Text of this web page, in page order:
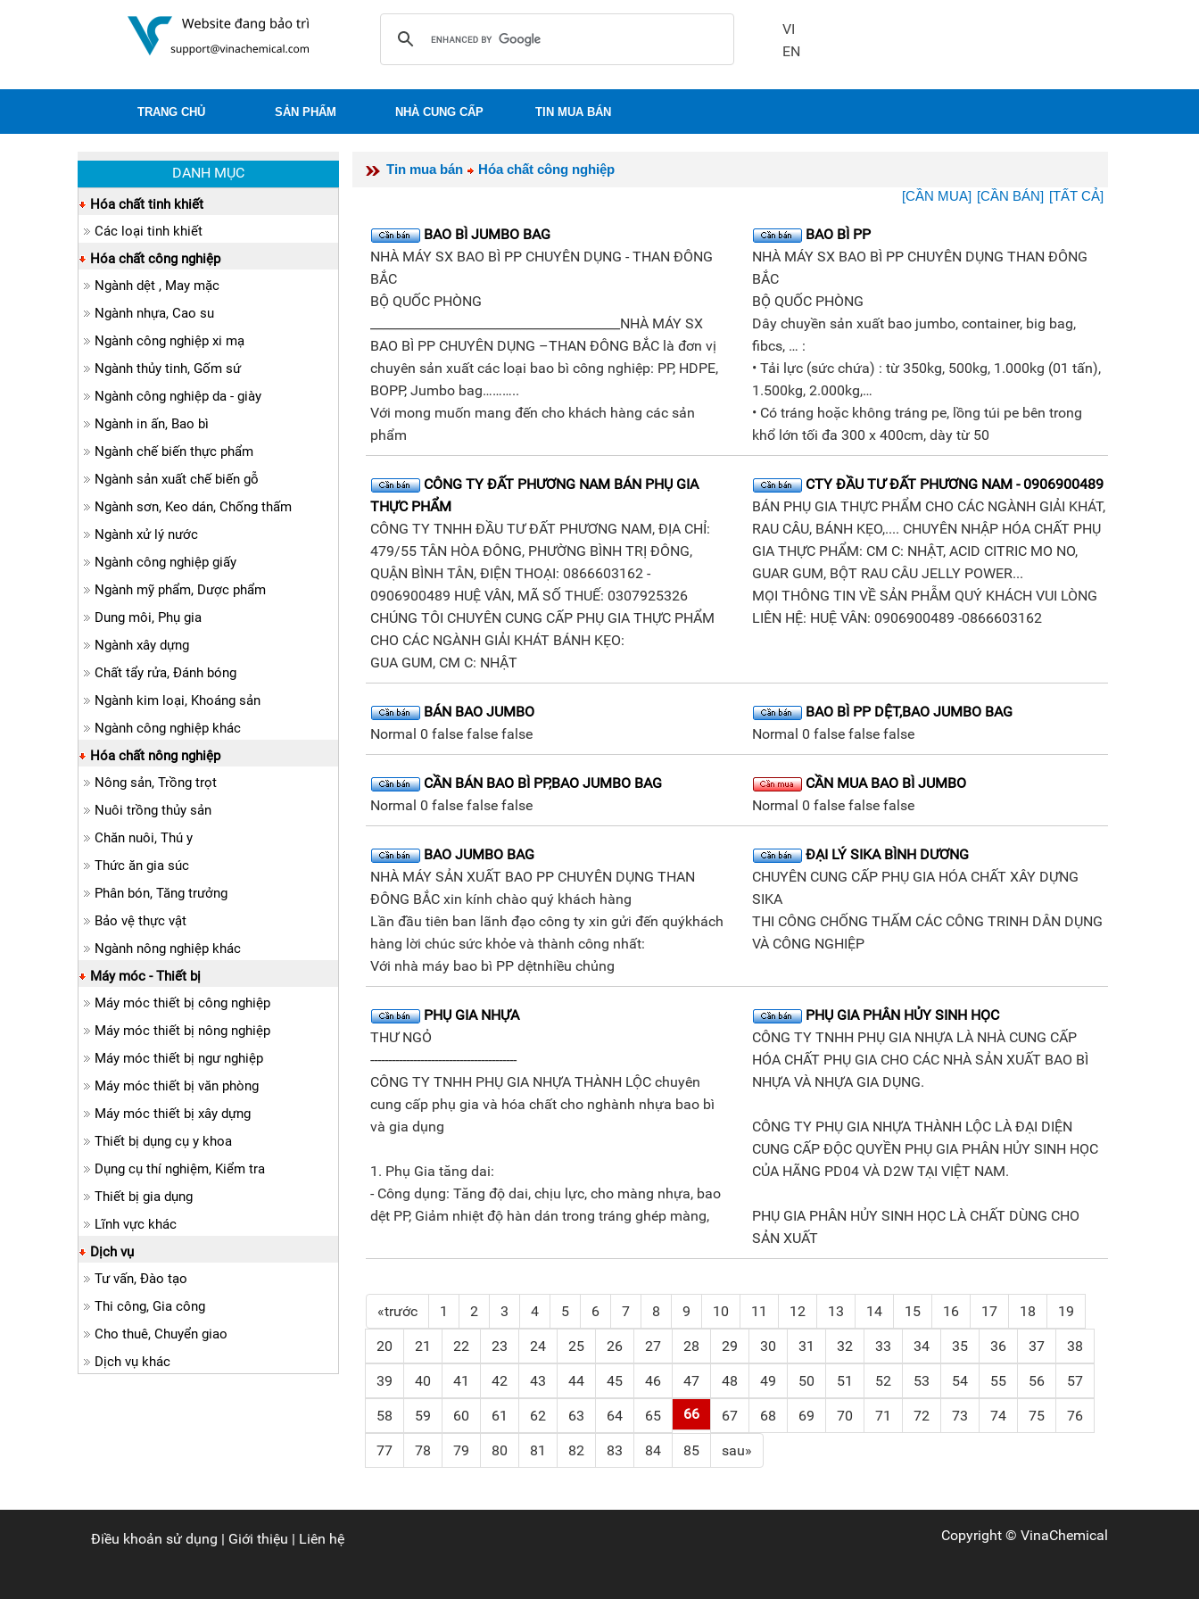
VI
EN
TRANG CHỦ SẢN PHẨM NHÀ CUNG CẤP TIN MUA BÁN
Tin mua bán
Hóa chất công nghiệp
[CẦN MUA] [CẦN BÁN] [TẤT CẢ]
BAO BÌ JUMBO BAG
NHÀ MÁY SX BAO BÌ PP CHUYÊN DỤNG - THAN ĐÔNG
BẮC
BỘ QUỐC PHÒNG
________________________________________NHÀ MÁY SX
BAO BÌ PP CHUYÊN DỤNG –THAN ĐÔNG BẮC là đơn vị
chuyên sản xuất các loại bao bì công nghiệp: PP, HDPE,
BOPP, Jumbo bag………..
Với mong muốn mang đến cho khách hàng các sản
phẩm
BAO BÌ PP
NHÀ MÁY SX BAO BÌ PP CHUYÊN DỤNG THAN ĐÔNG
BẮC
BỘ QUỐC PHÒNG
Dây chuyền sản xuất bao jumbo, container, big bag,
fibcs, … :
• Tải lực (sức chứa) : từ 350kg, 500kg, 1.000kg (01 tấn),
1.500kg, 2.000kg,…
• Có tráng hoặc không tráng pe, lồng túi pe bên trong
khổ lớn tối đa 300 x 400cm, dày từ 50
CÔNG TY ĐẤT PHƯƠNG NAM BÁN PHỤ GIA
THỰC PHẨM
CÔNG TY TNHH ĐẦU TƯ ĐẤT PHƯƠNG NAM, ĐỊA CHỈ:
479/55 TÂN HÒA ĐÔNG, PHƯỜNG BÌNH TRỊ ĐÔNG,
QUẬN BÌNH TÂN, ĐIỆN THOẠI: 0866603162 -
0906900489 HUỆ VÂN, MÃ SỐ THUẾ: 0307925326
CHÚNG TÔI CHUYÊN CUNG CẤP PHỤ GIA THỰC PHẨM
CHO CÁC NGÀNH GIẢI KHÁT BÁNH KẸO:
GUA GUM, CM C: NHẬT
CTY ĐẦU TƯ ĐẤT PHƯƠNG NAM - 0906900489
BÁN PHỤ GIA THỰC PHẨM CHO CÁC NGÀNH GIẢI KHÁT,
RAU CÂU, BÁNH KẸO,.... CHUYÊN NHẬP HÓA CHẤT PHỤ
GIA THỰC PHẨM: CM C: NHẬT, ACID CITRIC MO NO,
GUAR GUM, BỘT RAU CÂU JELLY POWER...
MỌI THÔNG TIN VỀ SẢN PHẪM QUÝ KHÁCH VUI LÒNG
LIÊN HỆ: HUỆ VÂN: 0906900489 -0866603162
BÁN BAO JUMBO
Normal 0 false false false
BAO BÌ PP DỆT,BAO JUMBO BAG
Normal 0 false false false
CẦN BÁN BAO BÌ PP,BAO JUMBO BAG
Normal 0 false false false
CẦN MUA BAO BÌ JUMBO
Normal 0 false false false
BAO JUMBO BAG
NHÀ MÁY SẢN XUẤT BAO PP CHUYÊN DỤNG THAN
ĐÔNG BẮC xin kính chào quý khách hàng
Lần đầu tiên ban lãnh đạo công ty xin gửi đến quýkhách
hàng lời chúc sức khỏe và thành công nhất:
Với nhà máy bao bì PP dệtnhiều chủng
ĐẠI LÝ SIKA BÌNH DƯƠNG
CHUYÊN CUNG CẤP PHỤ GIA HÓA CHẤT XÂY DỰNG
SIKA
THI CÔNG CHỐNG THẤM CÁC CÔNG TRINH DÂN DỤNG
VÀ CÔNG NGHIỆP
PHỤ GIA NHỰA
THƯ NGỎ
-----------------------------------------
CÔNG TY TNHH PHỤ GIA NHỰA THÀNH LỘC chuyên
cung cấp phụ gia và hóa chất cho nghành nhựa bao bì
và gia dụng
1. Phụ Gia tăng dai:
- Công dụng: Tăng độ dai, chịu lực, cho màng nhựa, bao
dệt PP, Giảm nhiệt độ hàn dán trong tráng ghép màng,
PHỤ GIA PHÂN HỦY SINH HỌC
CÔNG TY TNHH PHỤ GIA NHỰA LÀ NHÀ CUNG CẤP
HÓA CHẤT PHỤ GIA CHO CÁC NHÀ SẢN XUẤT BAO BÌ
NHỰA VÀ NHỰA GIA DỤNG.
CÔNG TY PHỤ GIA NHỰA THÀNH LỘC LÀ ĐẠI DIỆN
CUNG CẤP ĐỘC QUYỀN PHỤ GIA PHÂN HỦY SINH HỌC
CỦA HÃNG PD04 VÀ D2W TẠI VIỆT NAM.
PHỤ GIA PHÂN HỦY SINH HỌC LÀ CHẤT DÙNG CHO
SẢN XUẤT
«trước 1 2 3 4 5 6 7 8 9 10 11 12 13 14 15 16 17 18 19
20 21 22 23 24 25 26 27 28 29 30 31 32 33 34 35 36 37 38
39 40 41 42 43 44 45 46 47 48 49 50 51 52 53 54 55 56 57
58 59 60 61 62 63 64 65 66 67 68 69 70 71 72 73 74 75 76
77 78 79 80 81 82 83 84 85 sau»
DANH MỤC
Hóa chất tinh khiết
Các loại tinh khiết
Hóa chất công nghiệp
Ngành dệt , May mặc
Ngành nhựa, Cao su
Ngành công nghiệp xi mạ
Ngành thủy tinh, Gốm sứ
Ngành công nghiệp da - giày
Ngành in ấn, Bao bì
Ngành chế biến thực phẩm
Ngành sản xuất chế biến gỗ
Ngành sơn, Keo dán, Chống thấm
Ngành xử lý nước
Ngành công nghiệp giấy
Ngành mỹ phẩm, Dược phẩm
Dung môi, Phụ gia
Ngành xây dựng
Chất tẩy rửa, Đánh bóng
Ngành kim loại, Khoáng sản
Ngành công nghiệp khác
Hóa chất nông nghiệp
Nông sản, Trồng trọt
Nuôi trồng thủy sản
Chăn nuôi, Thú y
Thức ăn gia súc
Phân bón, Tăng trưởng
Bảo vệ thực vật
Ngành nông nghiệp khác
Máy móc - Thiết bị
Máy móc thiết bị công nghiệp
Máy móc thiết bị nông nghiệp
Máy móc thiết bị ngư nghiệp
Máy móc thiết bị văn phòng
Máy móc thiết bị xây dựng
Thiết bị dụng cụ y khoa
Dụng cụ thí nghiệm, Kiểm tra
Thiết bị gia dụng
Lĩnh vực khác
Dịch vụ
Tư vấn, Đào tạo
Thi công, Gia công
Cho thuê, Chuyển giao
Dịch vụ khác
Điều khoản sử dụng | Giới thiệu | Liên hệ Copyright © VinaChemical